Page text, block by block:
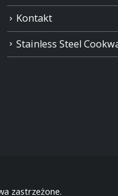
Kontakt
Stainless Steel
zastrzeżone.